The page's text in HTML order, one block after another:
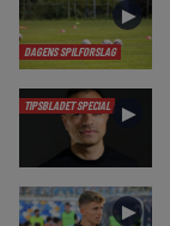
DAGENS SPILFORSLAG
►
TIPSBLADET SPECIAL ►
►